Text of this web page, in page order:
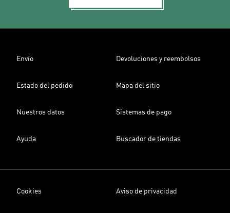
Envío Devoluciones y reembolsos
Estado del pedido Mapa del sitio
Nuestros datos Sistemas de pago
Ayuda Buscador de tiendas
Cookies Aviso de privacidad